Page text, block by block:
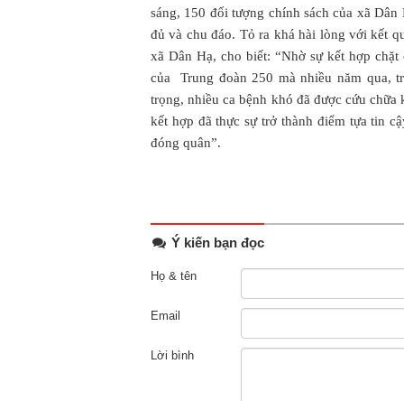
sáng, 150 đối tượng chính sách của xã
đủ và chu đáo. Tỏ ra khá hài lòng với kết
xã Dân Hạ, cho biết: “Nhờ sự kết hợp
của Trung đoàn 250 mà nhiều năm qua,
trọng, nhiều ca bệnh khó đã được cứu
kết hợp đã thực sự trở thành điểm tựa tin
đóng quân”.
Ý kiến bạn đọc
Họ & tên
Email
Lời bình